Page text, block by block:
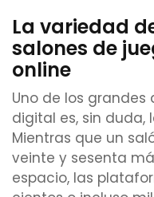
La variedad
salones de
online
Uno de los
digital es, sin
Mientras que un
veinte y sesenta
espacio, las